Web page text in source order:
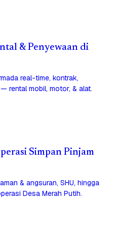
& Penyewaan di
real-time, kontrak,
rental mobil, motor, & alat.
Simpan Pinjam
& angsuran, SHU, hingga
Desa Merah Putih.